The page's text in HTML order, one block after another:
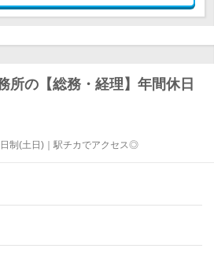
所の【総務・経理】年間休日
制(土日)｜駅チカでアクセス◎